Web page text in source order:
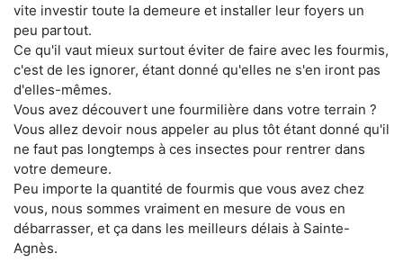
vite investir toute la demeure et installer leur foyers un
peu partout.
Ce qu'il vaut mieux surtout éviter de faire avec les fourmis,
c'est de les ignorer, étant donné qu'elles ne s'en iront pas
d'elles-mêmes.
Vous avez découvert une fourmilière dans votre terrain ?
Vous allez devoir nous appeler au plus tôt étant donné qu'il
ne faut pas longtemps à ces insectes pour rentrer dans
votre demeure.
Peu importe la quantité de fourmis que vous avez chez
vous, nous sommes vraiment en mesure de vous en
débarrasser, et ça dans les meilleurs délais à Sainte-
Agnès.